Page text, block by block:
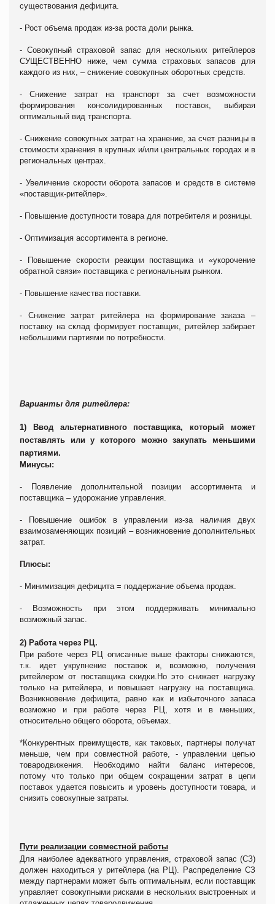
существования дефицита.
- Рост объема продаж из-за роста доли рынка.
- Совокупный страховой запас для нескольких ритейлеров
СУЩЕСТВЕННО ниже, чем сумма страховых запасов для
каждого из них, – снижение совокупных оборотных средств.
- Снижение затрат на транспорт за счет возможности
формирования консолидированных поставок, выбирая
оптимальный вид транспорта.
- Снижение совокупных затрат на хранение, за счет разницы в
стоимости хранения в крупных и/или центральных городах и в
региональных центрах.
- Увеличение скорости оборота запасов и средств в системе
«поставщик-ритейлер».
- Повышение доступности товара для потребителя и розницы.
- Оптимизация ассортимента в регионе.
- Повышение скорости реакции поставщика и «укорочение
обратной связи» поставщика с региональным рынком.
- Повышение качества поставки.
- Снижение затрат ритейлера на формирование заказа –
поставку на склад формирует поставщик, ритейлер забирает
небольшими партиями по потребности.
Варианты для ритейлера:
1) Ввод альтернативного поставщика, который может
поставлять или у которого можно закупать меньшими
партиями.
Минусы:
- Появление дополнительной позиции ассортимента и
поставщика – удорожание управления.
- Повышение ошибок в управлении из-за наличия двух
взаимозаменяющих позиций – возникновение дополнительных
затрат.
Плюсы:
- Минимизация дефицита = поддержание объема продаж.
- Возможность при этом поддерживать минимально
возможный запас.
2) Работа через РЦ.
При работе через РЦ описанные выше факторы снижаются,
т.к. идет укрупнение поставок и, возможно, получения
ритейлером от поставщика скидки.Но это снижает нагрузку
только на ритейлера, и повышает нагрузку на поставщика.
Возникновение дефицита, равно как и избыточного запаса
возможно и при работе через РЦ, хотя и в меньших,
относительно общего оборота, объемах.
*Конкурентных преимуществ, как таковых, партнеры получат
меньше, чем при совместной работе, - управлении цепью
товародвижения. Необходимо найти баланс интересов,
потому что только при общем сокращении затрат в цепи
поставок удается повысить и уровень доступности товара, и
снизить совокупные затраты.
Пути реализации совместной работы
Для наиболее адекватного управления, страховой запас (СЗ)
должен находиться у ритейлера (на РЦ). Распределение СЗ
между партнерами может быть оптимальным, если поставщик
управляет совокупными рисками в нескольких выстроенных и